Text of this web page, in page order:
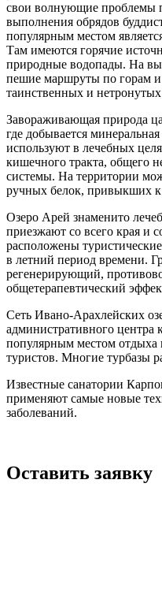
свои волнующие проблемы
выполнения обрядов
популярным местом
Там имеются горячие
природные водопады. На
пешие маршруты по горам
таинственных и
Завораживающая природа
где добывается
используют в лечебных
кишечного тракта, общего
системы. На территории
ручных белок, привыкших к
Озеро Арей знаменито
приезжают со всего края и
расположены
в летний период времени.
регенерирующий,
общетерапевтический
Сеть Ивано-Арахлейских
административного центра
популярным местом отдыха
туристов. Многие турбазы
Известные санатории
применяют самые новые
заболеваний.
Оставить заявку